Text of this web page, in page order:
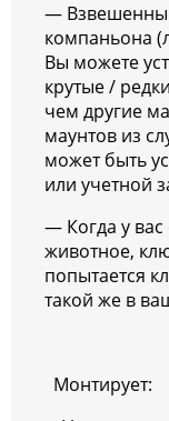
—
компаньона
Вы можете
крутые /
чем другие
маунтов из
может быть
или учетной
— Когда у
животное,
попытается
такой же в
Монтирует: